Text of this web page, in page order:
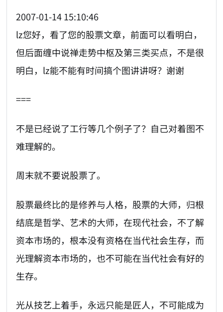
2007-01-14 15:10:46
lz您好，看了您的股票文章，前面可以看明白，
但后面缠中说禅走势中枢及第三类买点，不是很
明白，lz能不能有时间搞个图讲讲呀？谢谢
===
不是已经说了工行等几个例子了？自己对着图不
难理解的。
周末就不要说股票了。
股票最终比的是修养与人格，股票的大师，归根
结底是哲学、艺术的大师，在现代社会，不了解
资本市场的，根本没有资格在当代社会生存，而
光理解资本市场的，也不可能在当代社会有好的
生存。
光从技艺上着手，永远只能是匠人，不可能成为